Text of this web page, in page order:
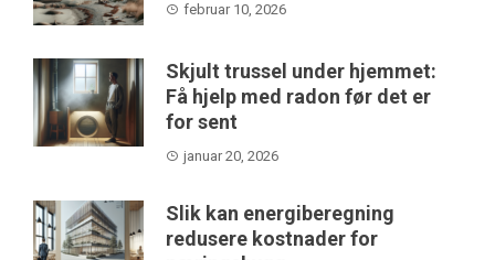
februar 10, 2026
Skjult trussel under hjemmet:
Få hjelp med radon før det er
for sent
januar 20, 2026
Slik kan energiberegning
redusere kostnader for